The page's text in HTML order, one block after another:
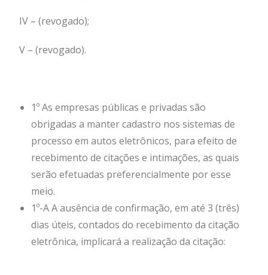
IV – (revogado);
V – (revogado).
1º As empresas públicas e privadas são
obrigadas a manter cadastro nos sistemas de
processo em autos eletrônicos, para efeito de
recebimento de citações e intimações, as quais
serão efetuadas preferencialmente por esse
meio.
1º-A A ausência de confirmação, em até 3 (três)
dias úteis, contados do recebimento da citação
eletrônica, implicará a realização da citação: